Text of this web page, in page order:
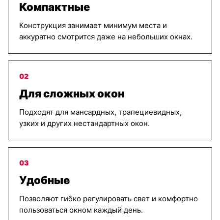
Компактные
Конструкция занимает минимум места и
аккуратно смотрится даже на небольших окнах.
02
Для сложных окон
Подходят для мансардных, трапециевидных,
узких и других нестандартных окон.
03
Удобные
Позволяют гибко регулировать свет и комфортно
пользоваться окном каждый день.